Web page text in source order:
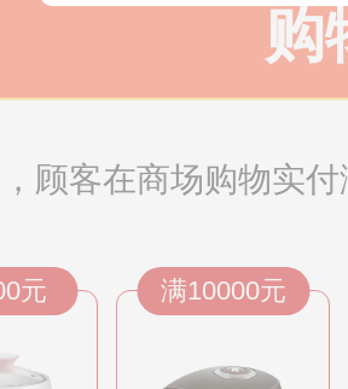
购
顾客在商场购物实
元 满10000元